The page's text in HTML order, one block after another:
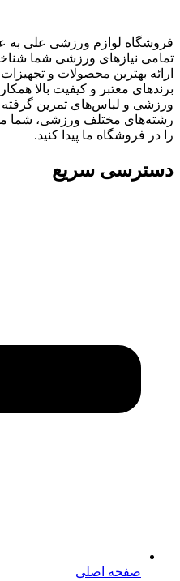
فروشگاه لوازم ورزشی علی به
تمامی نیازهای ورزشی شما
ارائه بهترین محصولات و
برندهای معتبر و کیفیت بالا
ورزشی و لباس‌های تمرین
رشته‌های مختلف ورزشی، شما
را در فروشگاه ما پیدا کنید.
دسترسی سریع
صفحه اصلی